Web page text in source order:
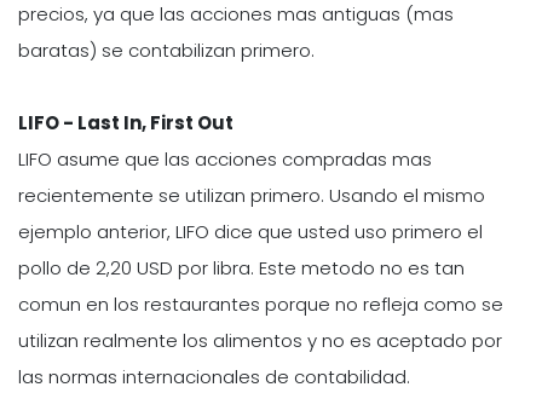
precios, ya que las acciones mas antiguas (mas
baratas) se contabilizan primero.
LIFO - Last In, First Out
LIFO asume que las acciones compradas mas
recientemente se utilizan primero. Usando el mismo
ejemplo anterior, LIFO dice que usted uso primero el
pollo de 2,20 USD por libra. Este metodo no es tan
comun en los restaurantes porque no refleja como se
utilizan realmente los alimentos y no es aceptado por
las normas internacionales de contabilidad.